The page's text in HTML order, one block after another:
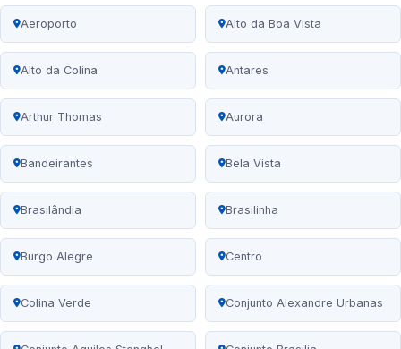
Aeroporto Alto da Boa Vista
Alto da Colina Antares
Arthur Thomas Aurora
Bandeirantes Bela Vista
Brasilândia Brasilinha
Burgo Alegre Centro
Colina Verde Conjunto Alexandre Urbanas